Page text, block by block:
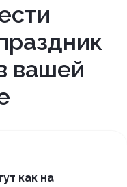
вашей
как на